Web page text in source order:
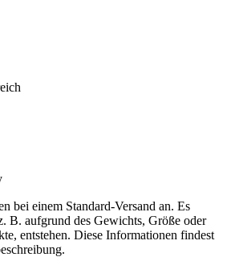
bei einem Standard-Versand an. Es
B. aufgrund des Gewichts, Größe oder
entstehen. Diese Informationen findest